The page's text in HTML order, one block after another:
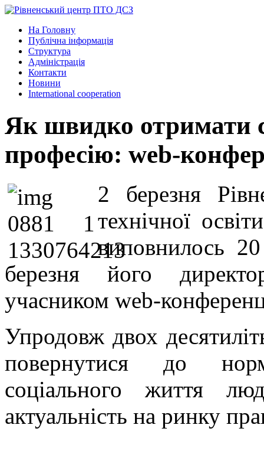
На Головну
Публічна інформація
Структура
Адміністрація
Контакти
Новини
International cooperation
Як швидко отримати
професію: web-
2 березня
технічної
виповнилось
березня його
учасником web-
Упродовж двох
повернутися до
соціального життя
актуальність на ринку